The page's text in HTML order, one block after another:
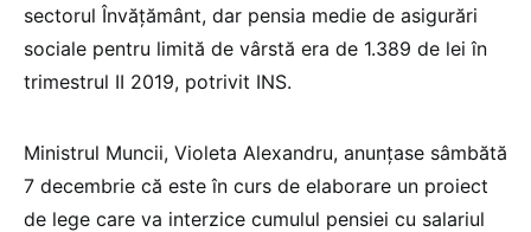
sectorul Învăţământ, dar pensia medie de asigurări
sociale pentru limită de vârstă era de 1.389 de lei în
trimestrul II 2019, potrivit INS.
Ministrul Muncii, Violeta Alexandru, anunţase sâmbătă
7 decembrie că este în curs de elaborare un proiect
de lege care va interzice cumulul pensiei cu salariul